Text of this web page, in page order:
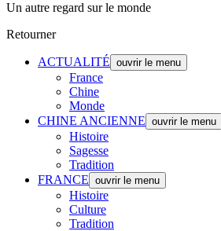
Un autre regard sur le monde
Retourner
ACTUALITÉ ouvrir le menu
France
Chine
Monde
CHINE ANCIENNE ouvrir le menu
Histoire
Sagesse
Tradition
FRANCE ouvrir le menu
Histoire
Culture
Tradition